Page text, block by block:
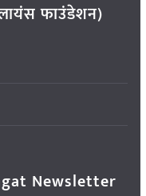
फाउंडेशन)
Newsletter